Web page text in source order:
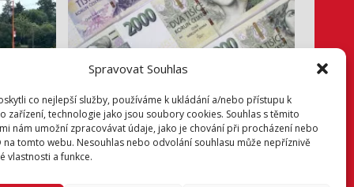
Spravovat Souhlas
co nejlepší služby, používáme k ukládání a/nebo přístupu k
zařízení, technologie jako jsou soubory cookies. Souhlas s těmito
nám umožní zpracovávat údaje, jako je chování při procházení nebo
na tomto webu. Nesouhlas nebo odvolání souhlasu může nepříznivě
vlastnosti a funkce.
Info z radnice
Zastupitelé jednali hlavně o penězích
1. 8. 2026